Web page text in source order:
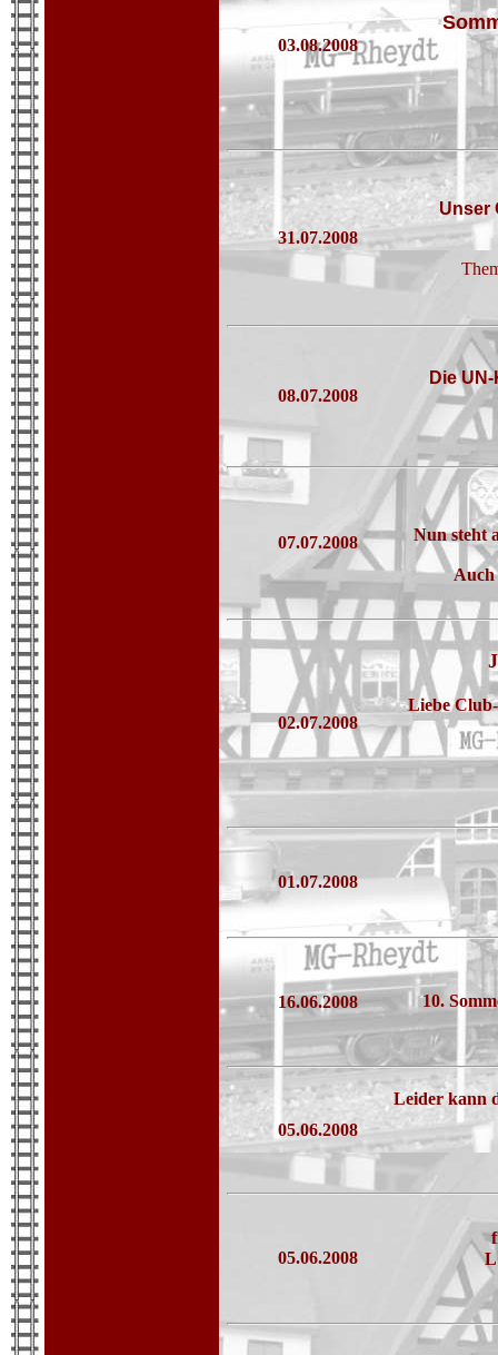
03.08.2008
31.07.2008
Unser
08.07.2008
Die
07.07.2008 Nun steht
Auch
02.07.2008
Liebe
01.07.2008
16.06.2008 10.
05.06.2008
Leider kann
05.06.2008